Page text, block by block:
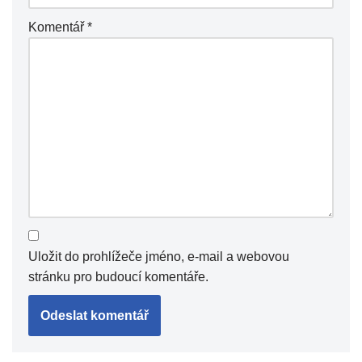
Komentář *
Uložit do prohlížeče jméno, e-mail a webovou
stránku pro budoucí komentáře.